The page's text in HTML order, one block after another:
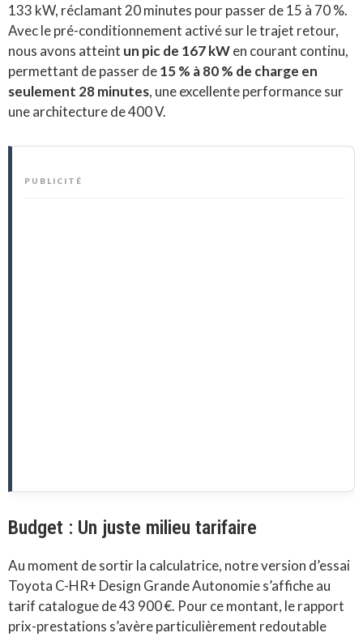
133 kW, réclamant 20 minutes pour passer de 15 à 70 %.
Avec le pré-conditionnement activé sur le trajet retour,
nous avons atteint un pic de 167 kWen courant continu,
permettant de passer de15 % à 80 % de charge en
seulement 28 minutes, une excellente performance sur
une architecture de 400 V.
Budget : Un juste milieu tarifaire
Au moment de sortir la calculatrice, notre version d’essai
Toyota C-HR+ Design Grande Autonomie s’affiche au
tarif catalogue de 43 900 €. Pour ce montant, le rapport
prix-prestations s’avère particulièrement redoutable